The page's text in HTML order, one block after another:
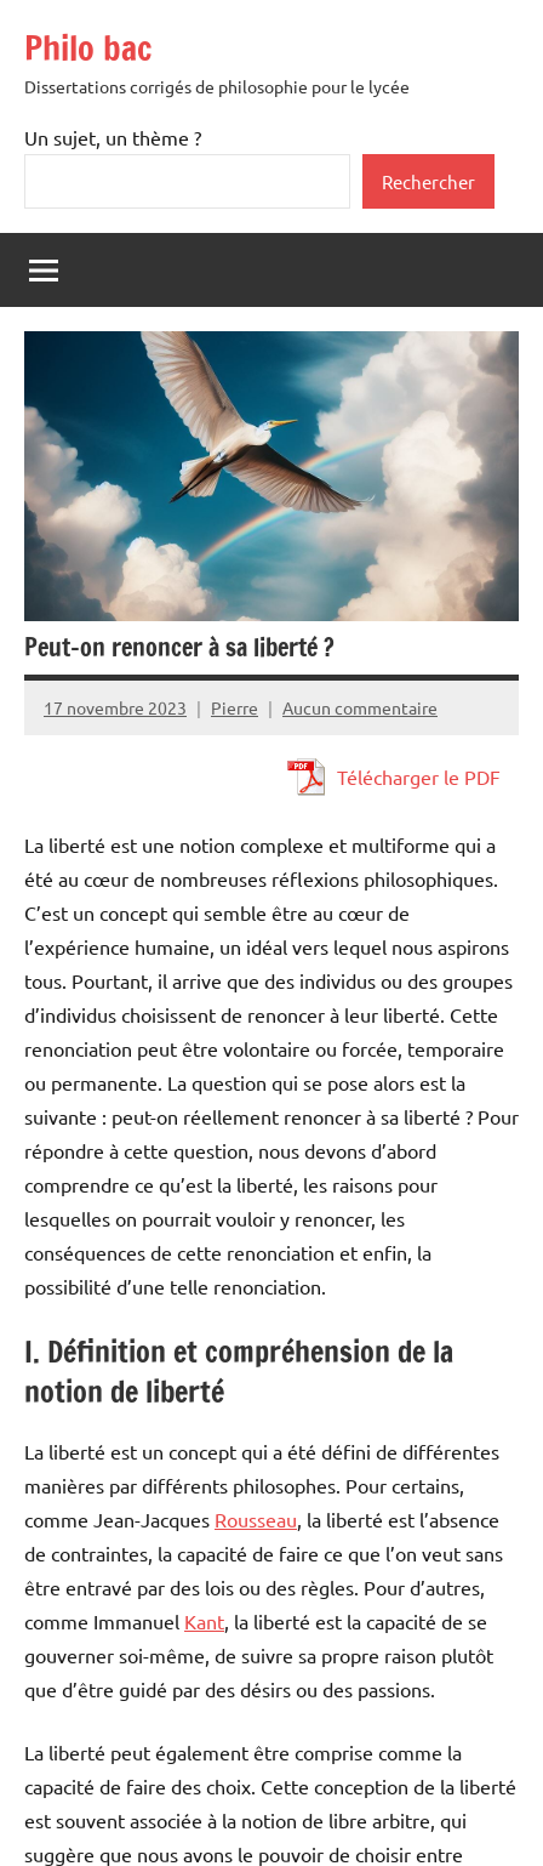
contenu
Philo bac
Dissertations corrigés de philosophie pour le lycée
Un sujet, un thème ?
Rechercher
Peut-on renoncer à sa liberté ?
17 novembre 2023 Pierre Aucun commentaire
Télécharger le PDF
La liberté est une notion complexe et multiforme qui a
été au cœur de nombreuses réflexions philosophiques.
C’est un concept qui semble être au cœur de
l’expérience humaine, un idéal vers lequel nous aspirons
tous. Pourtant, il arrive que des individus ou des groupes
d’individus choisissent de renoncer à leur liberté. Cette
renonciation peut être volontaire ou forcée, temporaire
ou permanente. La question qui se pose alors est la
suivante : peut-on réellement renoncer à sa liberté ? Pour
répondre à cette question, nous devons d’abord
comprendre ce qu’est la liberté, les raisons pour
lesquelles on pourrait vouloir y renoncer, les
conséquences de cette renonciation et enfin, la
possibilité d’une telle renonciation.
I. Définition et compréhension de la
notion de liberté
La liberté est un concept qui a été défini de différentes
manières par différents philosophes. Pour certains,
comme Jean-Jacques Rousseau, la liberté est l’absence
de contraintes, la capacité de faire ce que l’on veut sans
être entravé par des lois ou des règles. Pour d’autres,
comme Immanuel Kant, la liberté est la capacité de se
gouverner soi-même, de suivre sa propre raison plutôt
que d’être guidé par des désirs ou des passions.
La liberté peut également être comprise comme la
capacité de faire des choix. Cette conception de la liberté
est souvent associée à la notion de libre arbitre, qui
suggère que nous avons le pouvoir de choisir entre